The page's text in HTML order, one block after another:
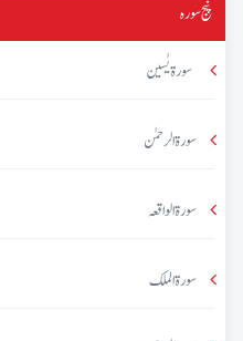
پنج سورہ
سورۃ یٰسین
سورۃ الرحمٰن
سورۃ الواقعہ
سورۃ الملک